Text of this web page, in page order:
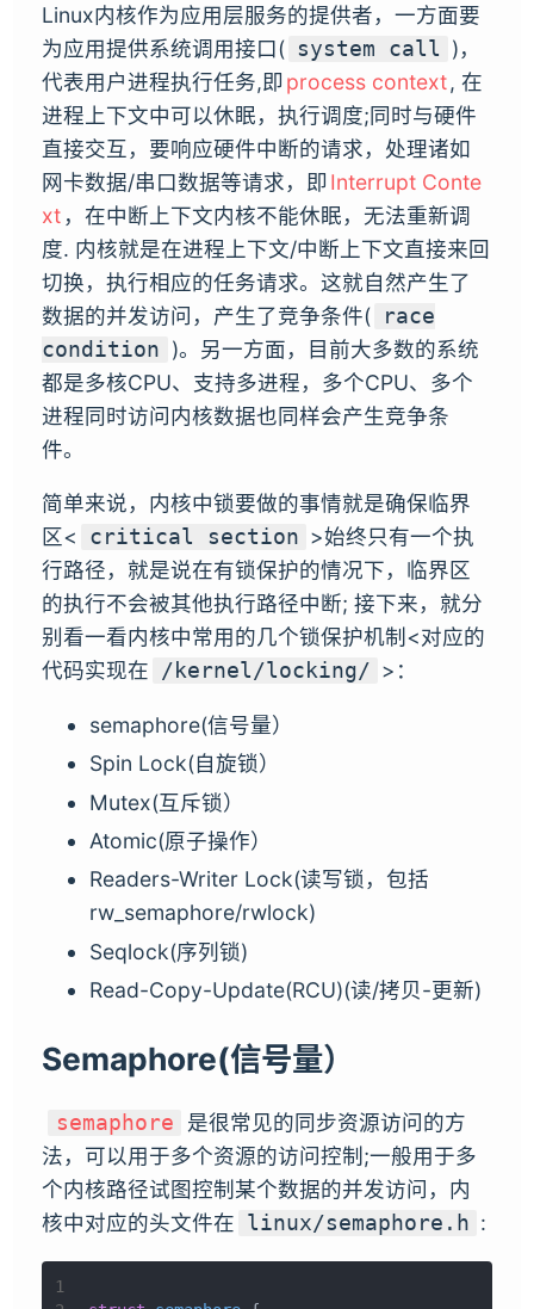
Linux内核作为应用层服务的提供者，一方面要
为应用提供系统调用接口( system call )，
代表用户进程执行任务,即 process context, 在
进程上下文中可以休眠，执行调度;同时与硬件
直接交互，要响应硬件中断的请求，处理诸如
网卡数据/串口数据等请求，即 Interrupt Conte
xt ，在中断上下文内核不能休眠，无法重新调
度. 内核就是在进程上下文/中断上下文直接来回
切换，执行相应的任务请求。这就自然产生了
数据的并发访问，产生了竞争条件(
race
condition )。另一方面，目前大多数的系统
都是多核CPU、支持多进程，多个CPU、多个
进程同时访问内核数据也同样会产生竞争条
件。
简单来说，内核中锁要做的事情就是确保临界
区<
critical section >始终只有一个执
行路径，就是说在有锁保护的情况下，临界区
的执行不会被其他执行路径中断; 接下来，就分
别看一看内核中常用的几个锁保护机制<对应的
代码实现在
/kernel/locking/ >：
semaphore(信号量）
Spin Lock(自旋锁）
Mutex(互斥锁）
Atomic(原子操作）
Readers-Writer Lock(读写锁，包括
rw_semaphore/rwlock)
Seqlock(序列锁)
Read-Copy-Update(RCU)(读/拷贝-更新)
Semaphore(信号量）
semaphore
是很常见的同步资源访问的方
法，可以用于多个资源的访问控制;一般用于多
个内核路径试图控制某个数据的并发访问，内
核中对应的头文件在 linux/semaphore.h :
1